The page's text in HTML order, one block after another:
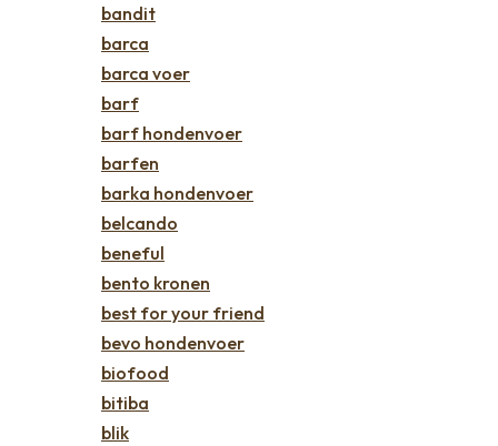
bandit
barca
barca voer
barf
barf hondenvoer
barfen
barka hondenvoer
belcando
beneful
bento kronen
best for your friend
bevo hondenvoer
biofood
bitiba
blik